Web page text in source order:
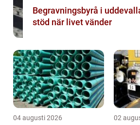
Begravningsbyrå i uddevalla
stöd när livet vänder
04 augusti 2026 02